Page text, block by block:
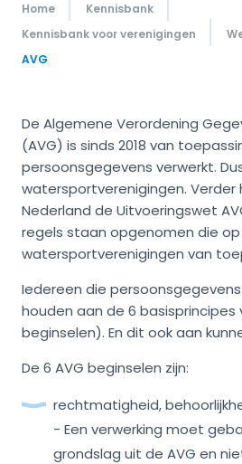
Home
Kennisbank
Kennisbank voor verenigingen
AVG
De Algemene Verordening
(AVG) is sinds 2018 van
persoonsgegevens verwerkt.
watersportverenigingen. Verder
Nederland de Uitvoeringswet
regels staan opgenomen die op
watersportverenigingen van
Iedereen die
houden aan de 6 basisprincipes
beginselen). En dit ook aan
De 6 AVG beginselen zijn:
rechtmatigheid,
- Een verwerking moet
grondslag uit de AVG en